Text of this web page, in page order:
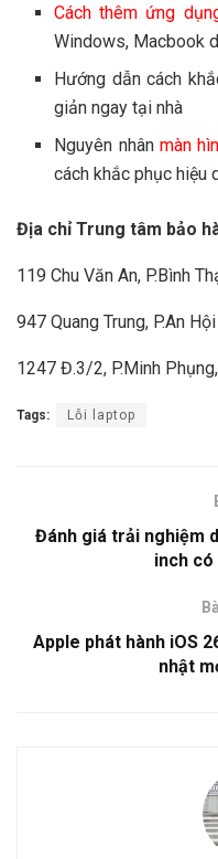
Cách thêm ứng
Windows, Macbook
Hướng dẫn cách
giản ngay tại nhà
Nguyên nhân màn
cách khắc phục hiệu
Địa chỉ Trung tâm bảo
119 Chu Văn An, P.Bình
947 Quang Trung, P.An
1247 Đ.3/2, P.Minh
Tags: Lỗi laptop
Đánh giá trải nghiệm
inch có
Apple phát hành iOS
nhật